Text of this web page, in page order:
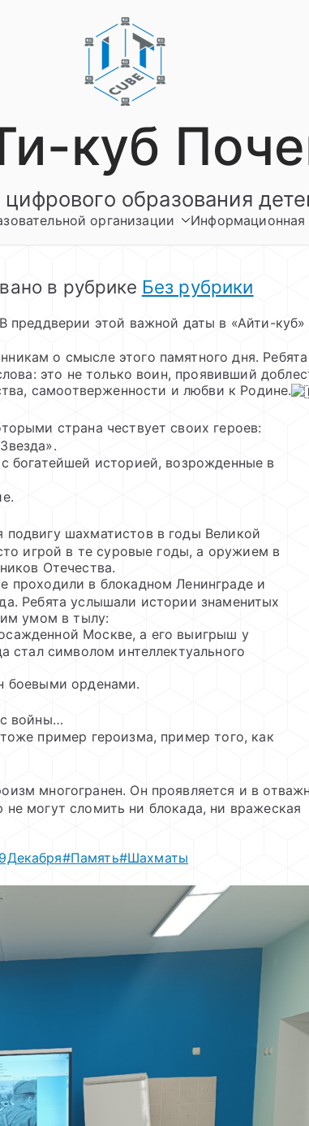
куб
образования
организации Информационная
в рубрике Без рубрики
преддверии этой важной даты в «Айти-куб»
о смысле этого памятного дня. Ребята
это не только воин, проявивший
самоотверженности и любви к Родине.
страна чествует своих героев:
богатейшей историей, возрожденные в
подвигу шахматистов в годы Великой
игрой в те суровые годы, а оружием в
Отечества.
проходили в блокадном Ленинграде и
Ребята услышали истории знаменитых
умом в тылу:
Москве, а его выигрыш у
стал символом интеллектуального
боевыми орденами.
войны…
пример героизма, пример того, как
многогранен. Он проявляется и в
могут сломить ни блокада, ни вражеская
#Память#Шахматы